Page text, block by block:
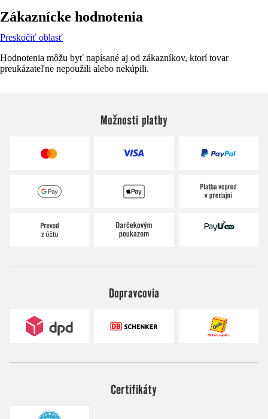
Zákaznícke hodnotenia
Preskočiť oblasť
Hodnotenia môžu byť napísané aj od zákazníkov, ktorí tovar
preukázateľne nepoužili alebo nekúpili.
Možnosti platby
Dopravcovia
Certifikáty